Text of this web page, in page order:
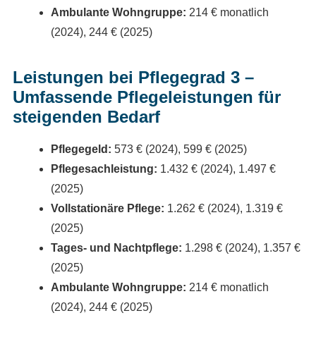
Ambulante Wohngruppe: 214 € monatlich
(2024), 244 € (2025)
Leistungen bei Pflegegrad 3 –
Umfassende Pflegeleistungen für
steigenden Bedarf
Pflegegeld: 573 € (2024), 599 € (2025)
Pflegesachleistung: 1.432 € (2024), 1.497 €
(2025)
Vollstationäre Pflege: 1.262 € (2024), 1.319 €
(2025)
Tages- und Nachtpflege: 1.298 € (2024), 1.357 €
(2025)
Ambulante Wohngruppe: 214 € monatlich
(2024), 244 € (2025)